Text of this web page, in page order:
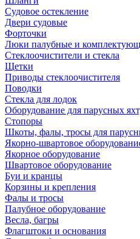
Судовое остекление
Двери судовые
Форточки
Люки палубные и
Стеклоочистители и стекла
Щетки
Приводы стеклоочистителя
Поводки
Стекла для лодок
Оборудование для парусных
Стопоры
Шкоты, фалы, тросы для
Якорно-швартовое
Якорное оборудование
Швартовое оборудование
Буи и кранцы
Корзины и крепления
Фалы и тросы
Палубное оборудование
Весла, багры
Флагштоки и основания